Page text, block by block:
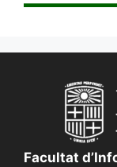
Facultat